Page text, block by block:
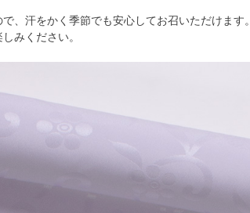
、汗をかく季節でも安心してお召いただけます。
みください。